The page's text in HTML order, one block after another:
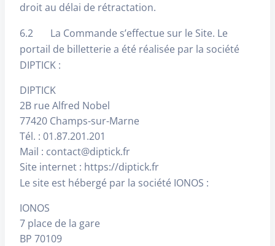
droit au délai de rétractation.
6.2 La Commande s’effectue sur le Site. Le
portail de billetterie a été réalisée par la société
DIPTICK :
DIPTICK
2B rue Alfred Nobel
77420 Champs-sur-Marne
Tél. : 01.87.201.201
Mail : contact@diptick.fr
Site internet : https://diptick.fr
Le site est hébergé par la société IONOS :
IONOS
7 place de la gare
BP 70109